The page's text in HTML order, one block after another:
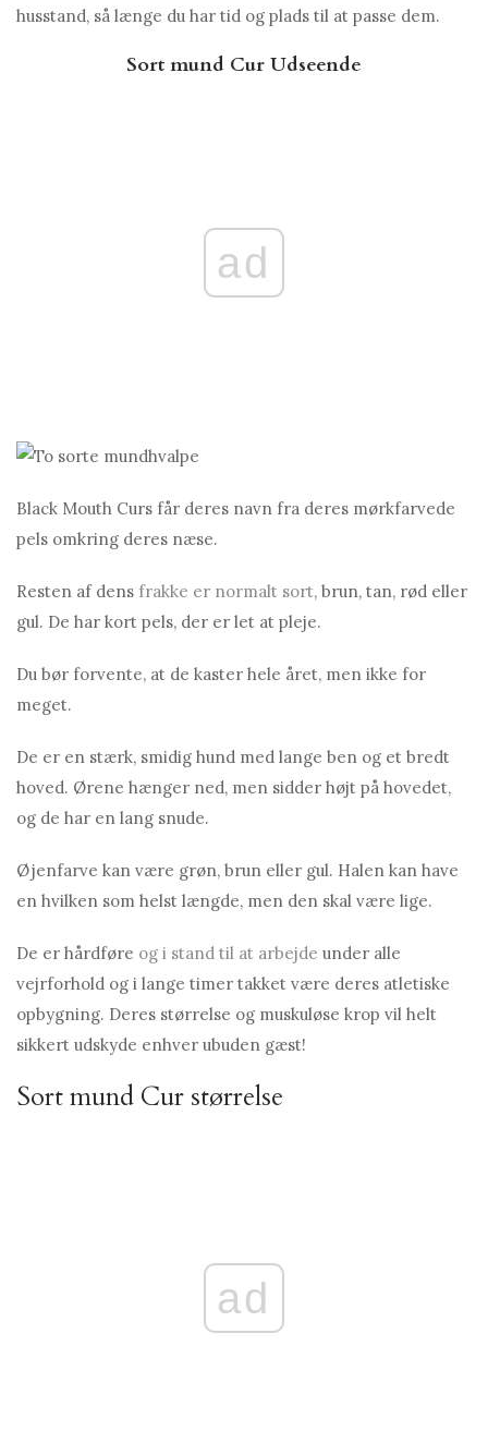
husstand, så længe du har tid og plads til at passe dem.
Sort mund Cur Udseende
ad
Black Mouth Curs får deres navn fra deres mørkfarvede
pels omkring deres næse.
Resten af ​​dens frakke er normalt sort, brun, tan, rød eller
gul. De har kort pels, der er let at pleje.
Du bør forvente, at de kaster hele året, men ikke for
meget.
De er en stærk, smidig hund med lange ben og et bredt
hoved. Ørene hænger ned, men sidder højt på hovedet,
og de har en lang snude.
Øjenfarve kan være grøn, brun eller gul. Halen kan have
en hvilken som helst længde, men den skal være lige.
De er hårdføre og i stand til at arbejde under alle
vejrforhold og i lange timer takket være deres atletiske
opbygning. Deres størrelse og muskuløse krop vil helt
sikkert udskyde enhver ubuden gæst!
Sort mund Cur størrelse
ad